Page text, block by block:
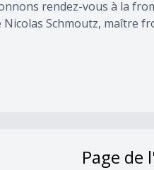
rendez-vous à la
Schmoutz, maître
Page de